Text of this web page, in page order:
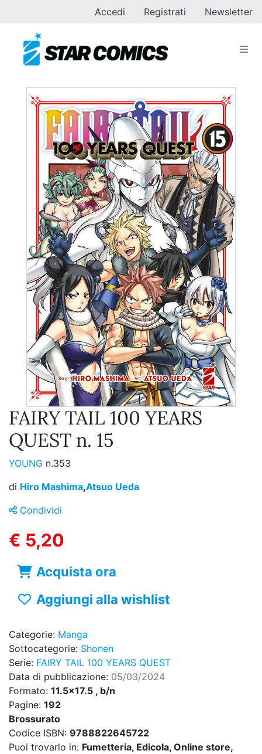
Accedi Registrati Newsletter
FAIRY TAIL 100 YEARS
QUEST n. 15
YOUNG n.353
di Hiro Mashima,Atsuo Ueda
Condividi
€ 5,20
Acquista ora
Aggiungi alla wishlist
Categorie: Manga
Sottocategorie: Shonen
Serie: FAIRY TAIL 100 YEARS QUEST
Data di pubblicazione: 05/03/2024
Formato: 11.5x17.5 , b/n
Pagine: 192
Brossurato
Codice ISBN: 9788822645722
Puoi trovarlo in: Fumetteria, Edicola, Online store,